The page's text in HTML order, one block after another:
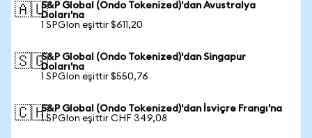
🇦🇺S&P Global (Ondo Tokenized)'dan Avustralya
Doları'na
1 SPGIon eşittir $611,20
🇸🇬S&P Global (Ondo Tokenized)'dan Singapur
Doları'na
1 SPGIon eşittir $550,76
🇨🇭S&P Global (Ondo Tokenized)'dan İsviçre Frangı'na
1 SPGIon eşittir CHF 349,08